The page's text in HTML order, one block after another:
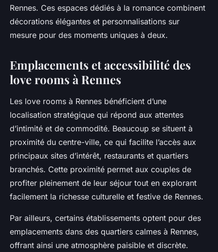
Rennes. Ces espaces dédiés à la romance combinent
décorations élégantes et personnalisations sur
mesure pour des moments uniques à deux.
Emplacements et accessibilité des
love rooms à Rennes
Les love rooms à Rennes bénéficient d’une
localisation stratégique qui répond aux attentes
d’intimité et de commodité. Beaucoup se situent à
proximité du centre-ville, ce qui facilite l’accès aux
principaux sites d’intérêt, restaurants et quartiers
branchés. Cette proximité permet aux couples de
profiter pleinement de leur séjour tout en explorant
facilement la richesse culturelle et festive de Rennes.
Par ailleurs, certains établissements optent pour des
emplacements dans des quartiers calmes à Rennes,
offrant ainsi une atmosphère paisible et discrète.